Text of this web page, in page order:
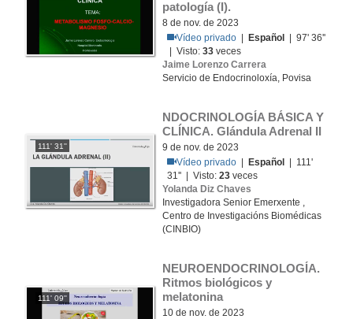
patología (I).
8 de nov. de 2023
Vídeo privado
Español
| 97' 36''
| Visto:33 veces
Jaime Lorenzo Carrera
Servicio de Endocrinoloxía, Povisa
111' 31''
NDOCRINOLOGÍA BÁSICA Y
CLÍNICA. Glándula Adrenal II
9 de nov. de 2023
Vídeo privado
Español
| 111'
31'' | Visto:23 veces
Yolanda Diz Chaves
Investigadora Senior Emerxente ,
Centro de Investigacións Biomédicas
(CINBIO)
111' 09''
NEUROENDOCRINOLOGÍA.
Ritmos biológicos y
melatonina
10 de nov. de 2023